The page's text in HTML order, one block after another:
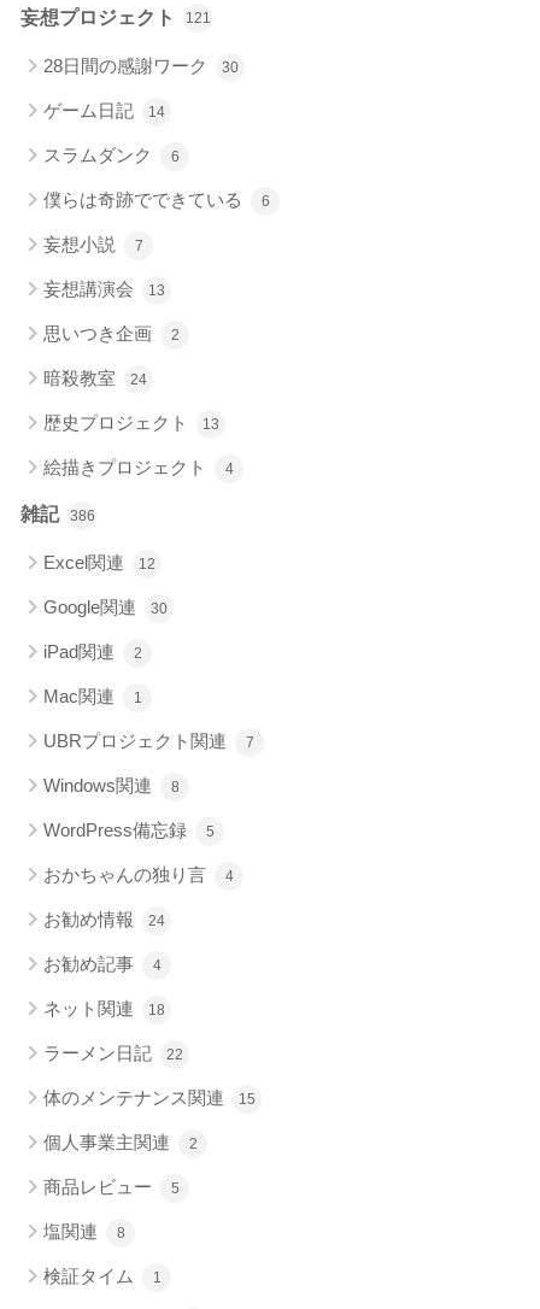
妄想プロジェクト 121
28日間の感謝ワーク 30
ゲーム日記 14
スラムダンク 6
僕らは奇跡でできている 6
妄想小説 7
妄想講演会 13
思いつき企画 2
暗殺教室 24
歴史プロジェクト 13
絵描きプロジェクト 4
雑記 386
Excel関連 12
Google関連 30
iPad関連 2
Mac関連 1
UBRプロジェクト関連 7
Windows関連 8
WordPress備忘録 5
おかちゃんの独り言 4
お勧め情報 24
お勧め記事 4
ネット関連 18
ラーメン日記 22
体のメンテナンス関連 15
個人事業主関連 2
商品レビュー 5
塩関連 8
検証タイム 1